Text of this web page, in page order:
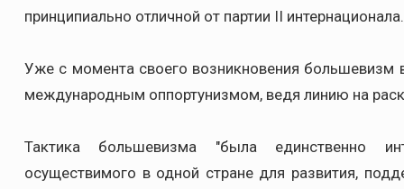
принципиально отличной от партии II интернационала.
Уже с момента своего возникновения большевизм
международным оппортунизмом, ведя линию на
Тактика большевизма "была единственно
осуществимого в одной стране для развития,